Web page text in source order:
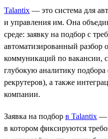
Talantix — это система для
и управления им. Она
среде: заявку на подбор с
автоматизированный разбор
коммуникаций по вакансии,
глубокую аналитику
рекрутеров), а также
компании.
Заявка на подбор в Talantix —
в котором фиксируются